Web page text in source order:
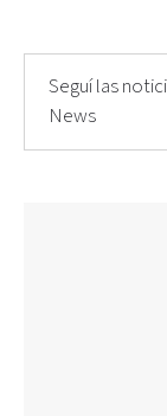
Seguí las
News